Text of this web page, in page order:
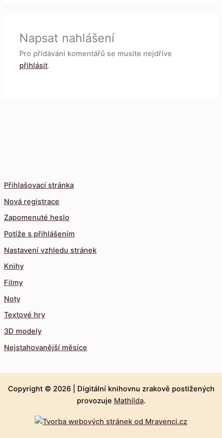
Přihlašovací stránka
Nová registrace
Zapomenuté heslo
Potíže s přihlášením
Nastavení vzhledu stránek
Knihy
Filmy
Noty
Textové hry
3D modely
Nejstahovanější měsíce
Napsat nahlášení
Pro přidávání komentářů se musíte nejdříve
přihlásit.
Copyright © 2026 | Digitální knihovnu zrakově postižených
provozuje Mathilda.